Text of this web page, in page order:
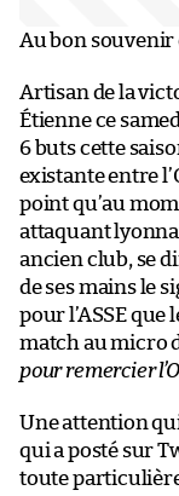
Au bon souvenir
Artisan de la
Étienne ce
6 buts cette
existante entre
point qu’au
attaquant
ancien club, se
de ses mains le
pour l’ASSE
match au micro
pour remercier
Une attention
qui a posté sur
toute